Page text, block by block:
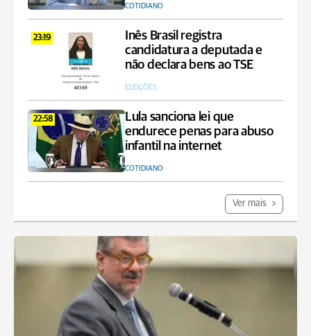
COTIDIANO
23:19
Inês Brasil registra
candidatura a deputada e
não declara bens ao TSE
ELEIÇÕES
22:58
Lula sanciona lei que
endurece penas para abuso
infantil na internet
COTIDIANO
Ver mais